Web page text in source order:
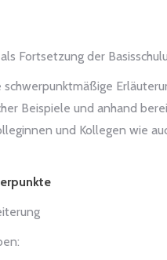
Fortsetzung der
Beispiele und anhand
und Kollegen wie